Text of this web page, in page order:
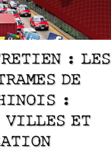
: LES
DE
:
VILLES ET